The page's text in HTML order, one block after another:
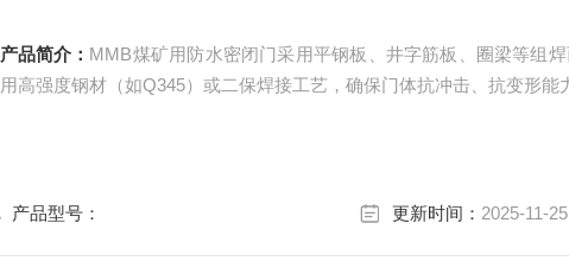
产品简介： MMB煤矿用防水密闭门采用平钢板、井字筋板、圈梁等组
用高强度钢材（如Q345）或二保焊接工艺，确保门体抗冲击、抗变形能
产品型号： 更新时间： 2025-11-25